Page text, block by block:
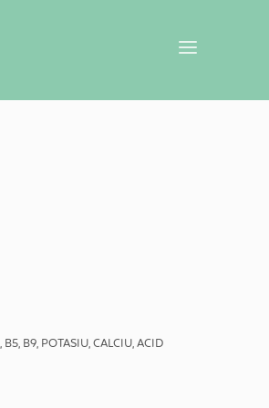
B9, POTASIU, CALCIU, ACID